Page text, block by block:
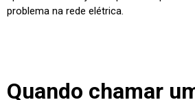
problema na rede elétrica.
Quando chamar